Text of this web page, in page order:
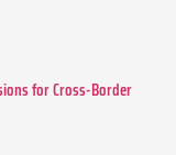
for Cross-Border